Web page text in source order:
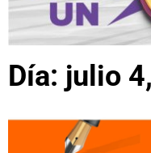
Día: julio